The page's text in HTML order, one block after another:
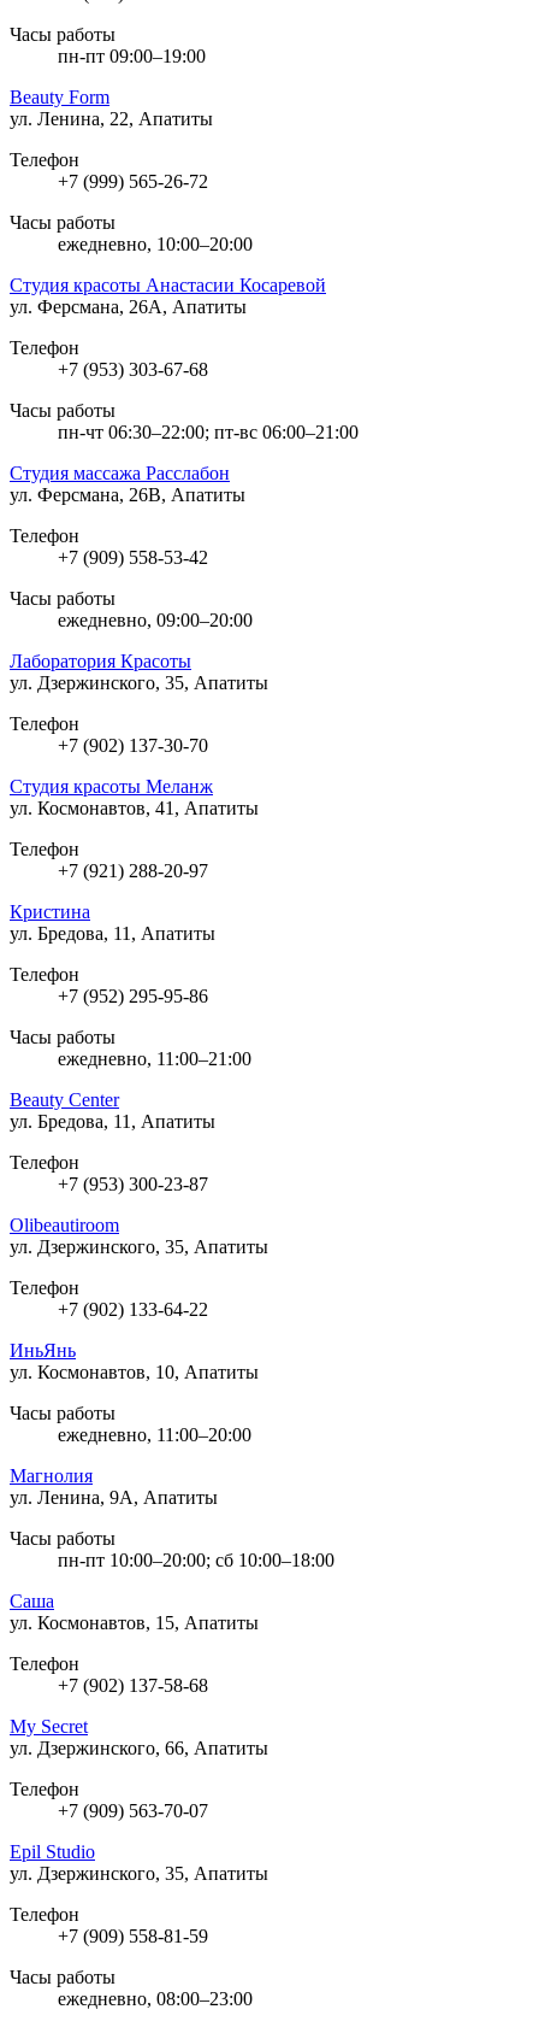
Часы работы
пн-пт 09:00–19:00
Beauty Form
ул. Ленина, 22, Апатиты
Телефон
+7 (999) 565-26-72
Часы работы
ежедневно, 10:00–20:00
Студия красоты Анастасии Косаревой
ул. Ферсмана, 26А, Апатиты
Телефон
+7 (953) 303-67-68
Часы работы
пн-чт 06:30–22:00; пт-вс 06:00–21:00
Студия массажа Расслабон
ул. Ферсмана, 26В, Апатиты
Телефон
+7 (909) 558-53-42
Часы работы
ежедневно, 09:00–20:00
Лаборатория Красоты
ул. Дзержинского, 35, Апатиты
Телефон
+7 (902) 137-30-70
Студия красоты Меланж
ул. Космонавтов, 41, Апатиты
Телефон
+7 (921) 288-20-97
Кристина
ул. Бредова, 11, Апатиты
Телефон
+7 (952) 295-95-86
Часы работы
ежедневно, 11:00–21:00
Beauty Center
ул. Бредова, 11, Апатиты
Телефон
+7 (953) 300-23-87
Olibeautiroom
ул. Дзержинского, 35, Апатиты
Телефон
+7 (902) 133-64-22
ИньЯнь
ул. Космонавтов, 10, Апатиты
Часы работы
ежедневно, 11:00–20:00
Магнолия
ул. Ленина, 9А, Апатиты
Часы работы
пн-пт 10:00–20:00; сб 10:00–18:00
Саша
ул. Космонавтов, 15, Апатиты
Телефон
+7 (902) 137-58-68
My Secret
ул. Дзержинского, 66, Апатиты
Телефон
+7 (909) 563-70-07
Epil Studio
ул. Дзержинского, 35, Апатиты
Телефон
+7 (909) 558-81-59
Часы работы
ежедневно, 08:00–23:00